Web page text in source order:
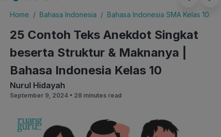
Home Bahasa Indonesia Bahasa Indonesia SMA Kelas 10
25 Contoh Teks Anekdot Singkat
beserta Struktur & Maknanya |
Bahasa Indonesia Kelas 10
Nurul Hidayah
September 9, 2024 • 28 minutes read